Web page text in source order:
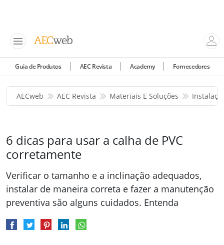
Guia de Produtos AEC Revista Academy Fornecedores
AECweb AEC Revista Materiais E Soluções
6 dicas para usar a calha de PVC
corretamente
Verificar o tamanho e a inclinação adequados,
instalar de maneira correta e fazer a manutenção
preventiva são alguns cuidados. Entenda